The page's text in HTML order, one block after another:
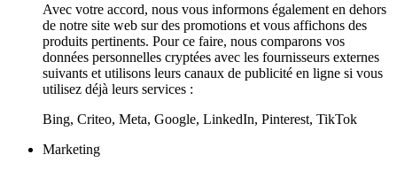
Avec votre accord, nous vous informons également en dehors
de notre site web sur des promotions et vous affichons des
produits pertinents. Pour ce faire, nous comparons vos
données personnelles cryptées avec les fournisseurs externes
suivants et utilisons leurs canaux de publicité en ligne si vous
utilisez déjà leurs services :
Bing, Criteo, Meta, Google, LinkedIn, Pinterest, TikTok
Marketing